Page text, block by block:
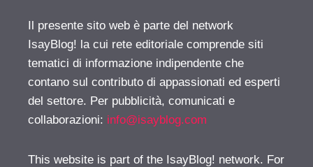
Il presente sito web è parte del network
IsayBlog! la cui rete editoriale comprende siti
tematici di informazione indipendente che
contano sul contributo di appassionati ed esperti
del settore. Per pubblicità, comunicati e
collaborazioni: info@isayblog.com
This website is part of the IsayBlog! network. For